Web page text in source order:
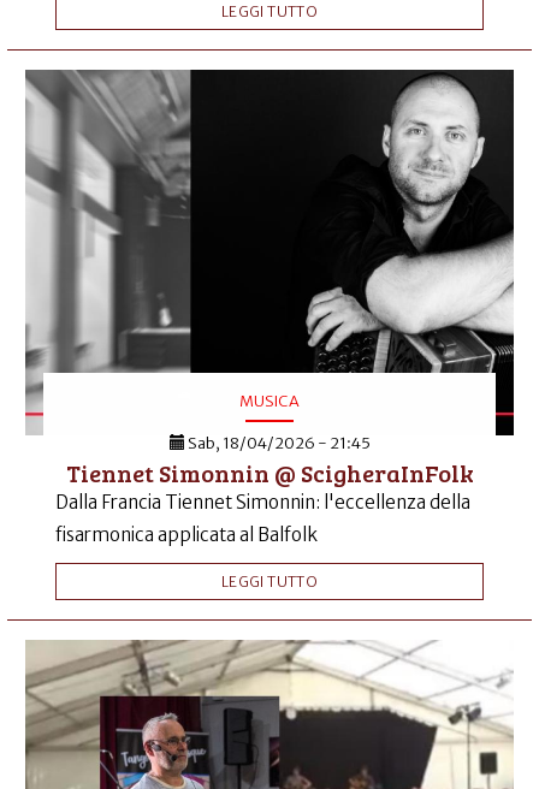
LEGGI TUTTO
MUSICA
Sab, 18/04/2026 - 21:45
Tiennet Simonnin @ ScigheraInFolk
Dalla Francia Tiennet Simonnin: l'eccellenza della
fisarmonica applicata al Balfolk
LEGGI TUTTO